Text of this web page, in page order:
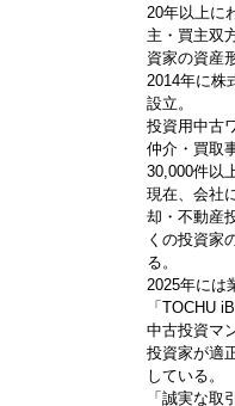
20年以上に
主・買主双
資家の資産
2014年に株
設立。
投資用中古
仲介・買取
30,000件以上
現在、会社
却・不動産
くの投資家
る。
2025年には
「TOCHU
中古投資マ
投資家が適
している。
「誠実な取